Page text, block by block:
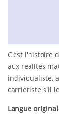
C'est l'histoire
aux realites
individualiste,
carrieriste s'il
Langue